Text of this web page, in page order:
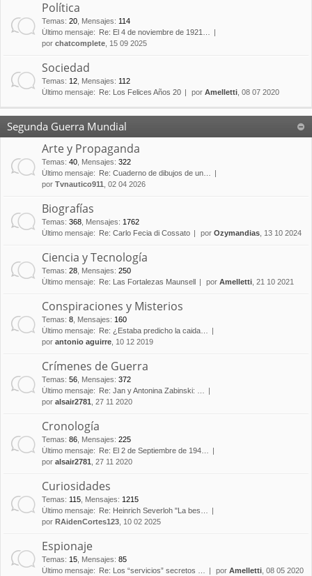
Política
Temas: 20 Mensajes: 114
Último mensaje:
Re: El 4 de noviembre de 1921…
por chatcomplete , 15 09 2025
Sociedad
Temas: 12 Mensajes: 112
Último mensaje:
Re: Los Felices Años 20 por Amelletti , 08 07 2020
Segunda Guerra Mundial
Arte y Propaganda
Temas: 40 Mensajes: 322
Último mensaje:
Re: Cuaderno de dibujos de un…
por Tvnautico911 , 02 04 2026
Biografías
Temas: 368 Mensajes: 1762
Último mensaje:
Re: Carlo Fecia di Cossato por Ozymandias , 13 10 2024
Ciencia y Tecnología
Temas: 28 Mensajes: 250
Último mensaje:
Re: Las Fortalezas Maunsell por Amelletti , 21 10 2021
Conspiraciones y Misterios
Temas: 8 Mensajes: 160
Último mensaje:
Re: ¿Estaba predicho la caida…
por antonio aguirre , 10 12 2019
Crímenes de Guerra
Temas: 56 Mensajes: 372
Último mensaje:
Re: Jan y Antonina Zabinski: …
por alsair2781 , 27 11 2020
Cronología
Temas: 86 Mensajes: 225
Último mensaje:
Re: El 2 de Septiembre de 194…
por alsair2781 , 27 11 2020
Curiosidades
Temas: 115 Mensajes: 1215
Último mensaje:
Re: Heinrich Severloh "La bes…
por RAidenCortes123 , 10 02 2025
Espionaje
Temas: 15 Mensajes: 85
Último mensaje:
Re: Los “servicios” secretos … por Amelletti , 08 05 2020